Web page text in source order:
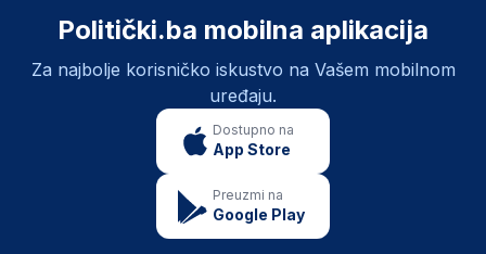
Politički.ba mobilna aplikacija
Za najbolje korisničko iskustvo na Vašem mobilnom
uređaju.
Dostupno na
App Store
Preuzmi na
Google Play